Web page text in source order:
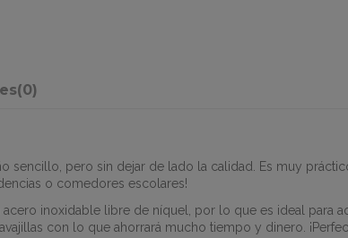
(0)
sencillo, pero sin dejar de lado la calidad. Es muy
o comedores escolares!
inoxidable libre de níquel, por lo que es ideal para
con lo que ahorrará mucho tiempo y dinero.